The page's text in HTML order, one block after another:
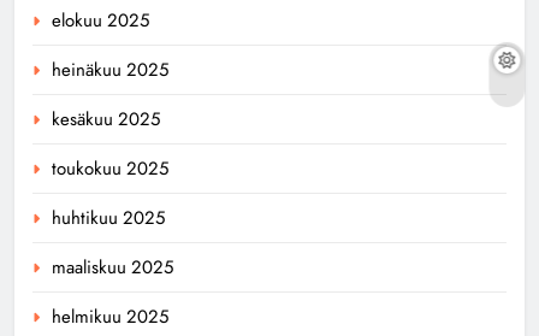
elokuu 2025
heinäkuu 2025
kesäkuu 2025
toukokuu 2025
huhtikuu 2025
maaliskuu 2025
helmikuu 2025